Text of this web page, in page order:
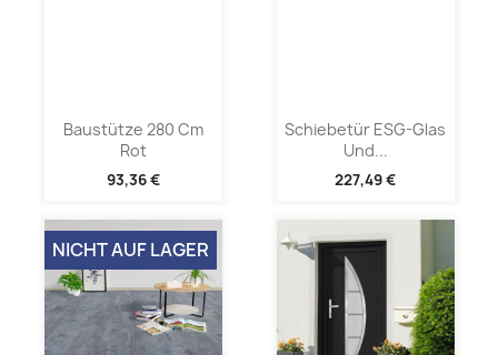
Baustütze 280 Cm
Rot
93,36 €
Schiebetür ESG-Glas
Und...
227,49 €
NICHT AUF LAGER